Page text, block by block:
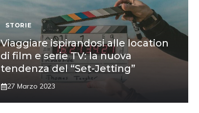
STORIE
Viaggiare ispirandosi alle location
di film e serie TV: la nuova
tendenza del “Set-Jetting”
27 Marzo 2023